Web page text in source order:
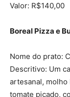
Valor: R$140,00
Boreal Pizza e
Nome do prato:
Descritivo: Um
artesanal, molho
tomate picado,